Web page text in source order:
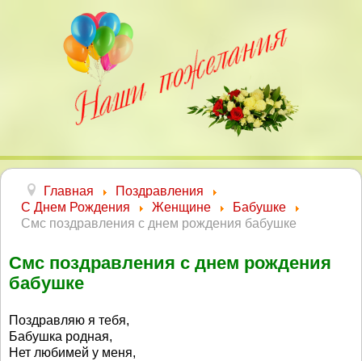
Главная
Поздравления
С Днем Рождения
Женщине
Бабушке
Смс поздравления с днем рождения бабушке
Смс поздравления с днем рождения
бабушке
Поздравляю я тебя,
Бабушка родная,
Нет любимей у меня,